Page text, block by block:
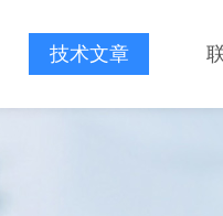
技术文章